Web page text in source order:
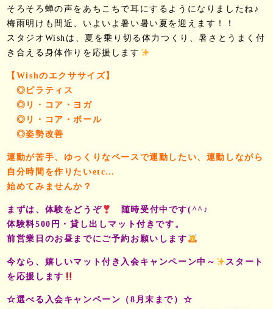
そろそろ蝉の声をあちこちで耳にするようになりましたね♪
梅雨明けも間近、いよいよ暑い暑い夏を迎えます！！
スタジオWishは、夏を乗り切る体力つくり、暑さとうまく付
き合える身体作りを応援します
【Wishのエクササイズ】
◎ピラティス
◎リ・コア・ヨガ
◎リ・コア・ボール
◎姿勢改善
運動が苦手、ゆっくりなペースで運動したい、運動しながら
自分時間を作りたいetc…
始めてみませんか？
まずは、体験をどうぞ
随時受付中です(^^♪
体験料500円・貸し出しマット付きです。
前営業日のお昼までにご予約お願いします
今なら、嬉しいマット付き入会キャンペーン中～
スタート
を応援します
☆選べる入会キャンペーン（8月末まで）☆